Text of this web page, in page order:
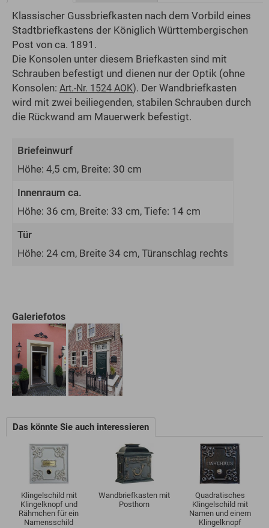
Klassischer Gussbriefkasten nach dem Vorbild eines
Stadtbriefkastens der Königlich Württembergischen
Post von ca. 1891.
Die Konsolen unter diesem Briefkasten sind mit
Schrauben befestigt und dienen nur der Optik (ohne
Konsolen: Art.-Nr. 1524 AOK). Der Wandbriefkasten
wird mit zwei beiliegenden, stabilen Schrauben durch
die Rückwand am Mauerwerk befestigt.
Briefeinwurf
Höhe: 4,5 cm, Breite: 30 cm
Innenraum ca.
Höhe: 36 cm, Breite: 33 cm, Tiefe: 14 cm
Tür
Höhe: 24 cm, Breite 34 cm, Türanschlag rechts
Galeriefotos
Das könnte Sie auch interessieren
Klingelschild mit
Klingelknopf und
Rähmchen für ein
Namensschild
Wandbriefkasten mit
Posthorn
Quadratisches
Klingelschild mit
Namen und einem
Klingelknopf